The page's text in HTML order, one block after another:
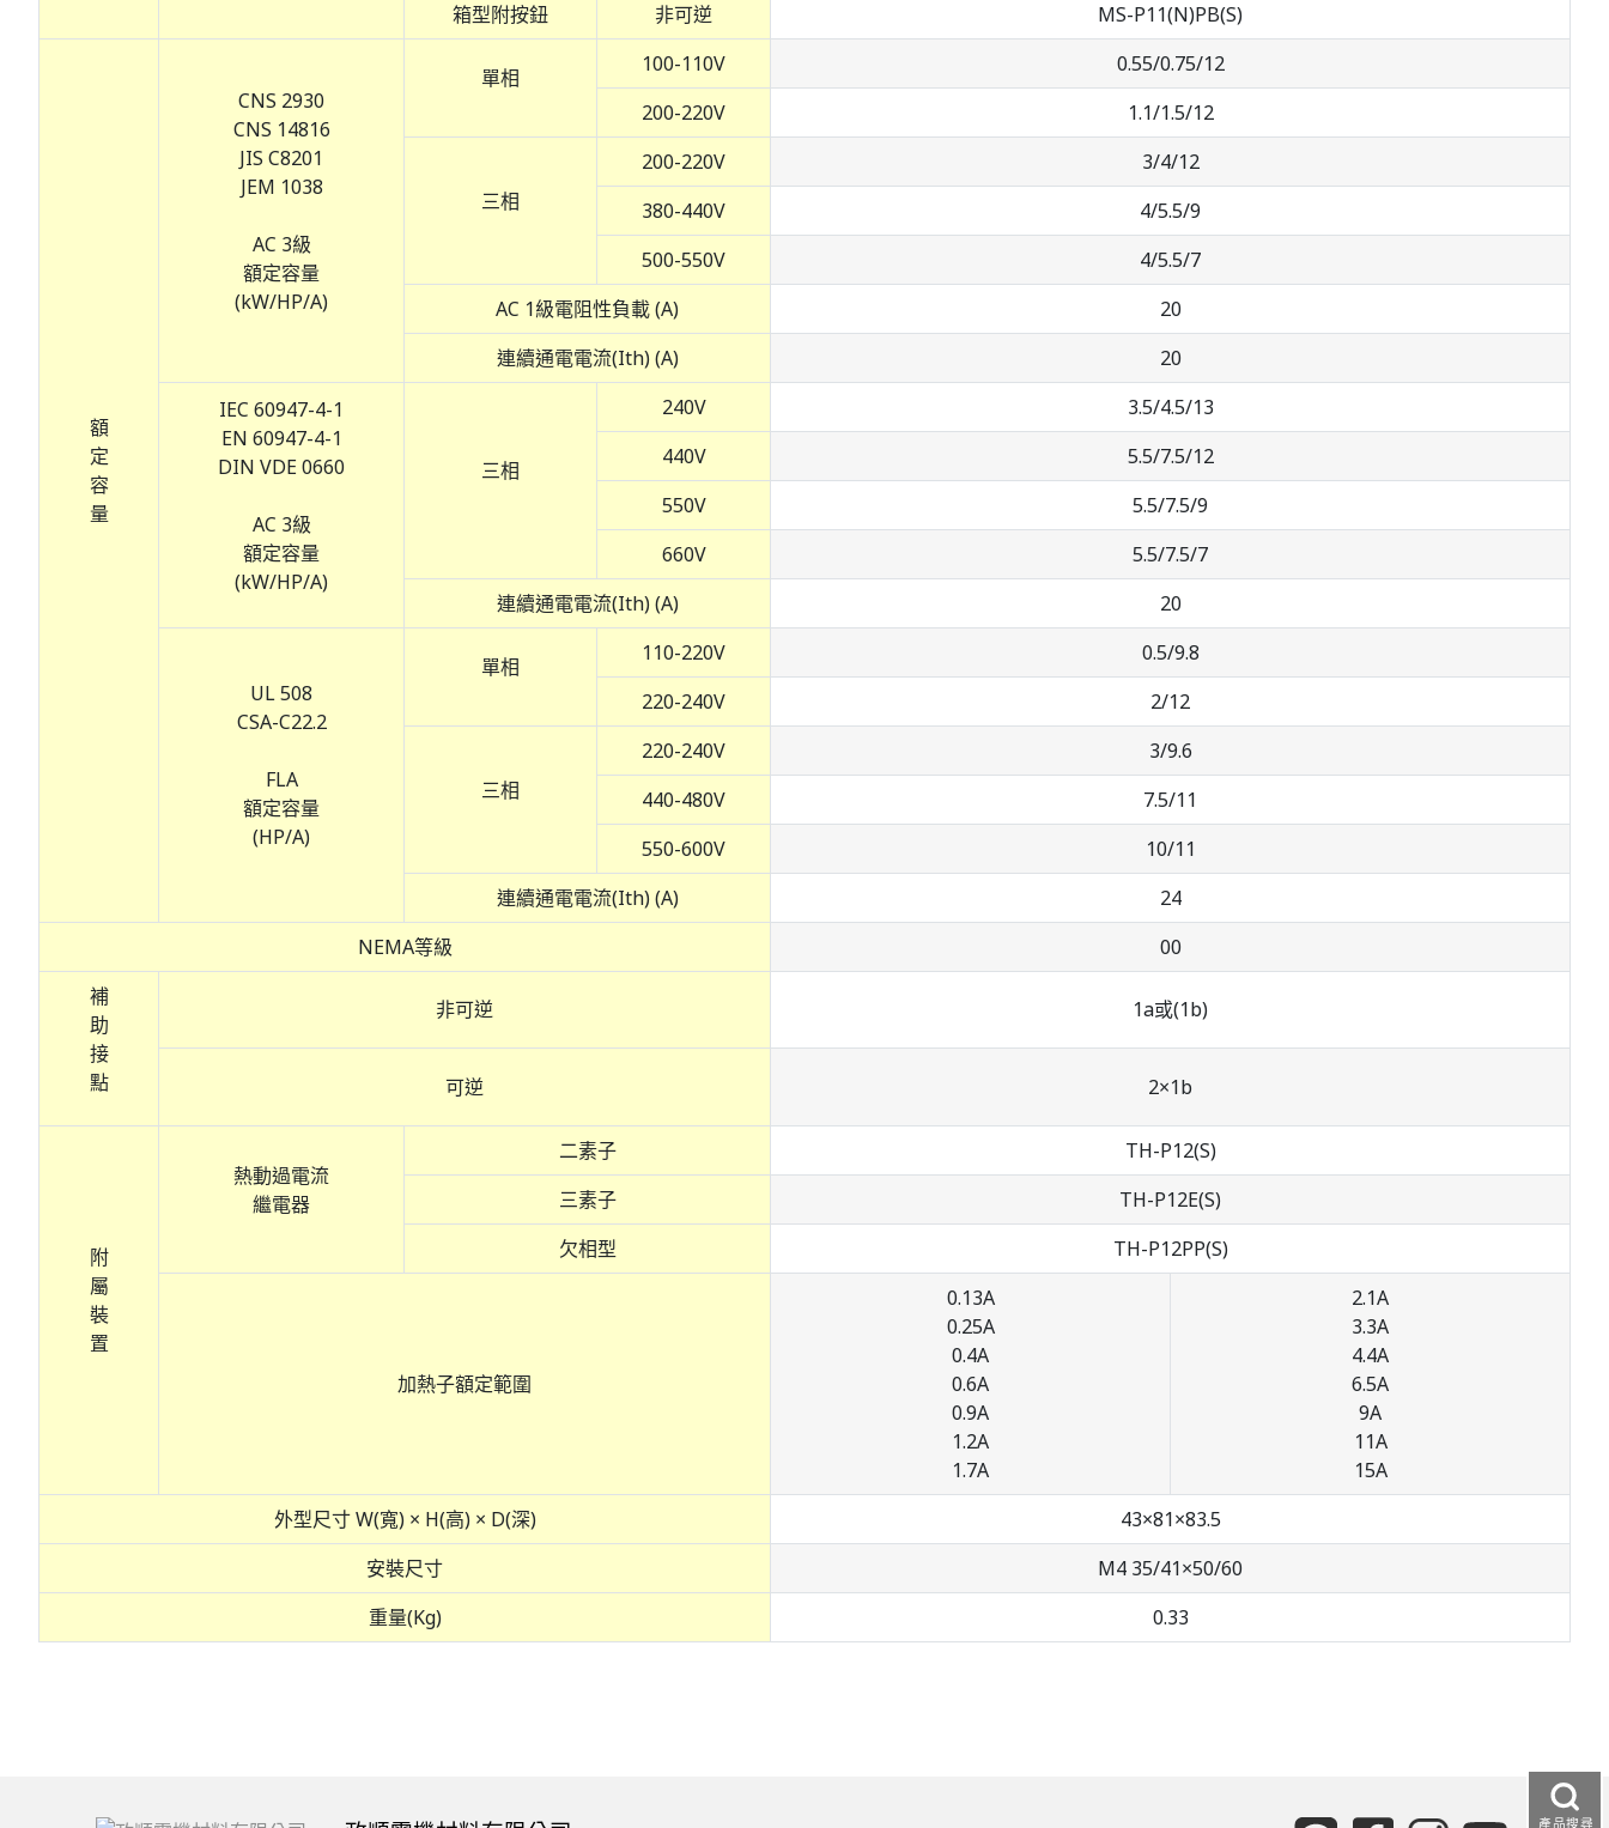
箱型附按鈕
非可逆 MS-P11(N)PB(S)
額
定
容
量
CNS 2930
CNS 14816
JIS C8201
JEM 1038
AC 3級
額定容量
(kW/HP/A)
單相
100-110V
0.55/0.75/12
200-220V
1.1/1.5/12
三相
200-220V
3/4/12
380-440V
4/5.5/9
500-550V
4/5.5/7
AC 1級電阻性負載 (A)
20
連續通電電流(Ith) (A)
20
IEC 60947-4-1
EN 60947-4-1
DIN VDE 0660
AC 3級
額定容量
(kW/HP/A)
三相
240V
3.5/4.5/13
440V
5.5/7.5/12
550V
5.5/7.5/9
660V
5.5/7.5/7
連續通電電流(Ith) (A)
20
UL 508
CSA-C22.2
FLA
額定容量
(HP/A)
單相
110-220V
0.5/9.8
220-240V
2/12
三相
220-240V
3/9.6
440-480V
7.5/11
550-600V
10/11
連續通電電流(Ith) (A)
24
NEMA等級
00
補
助
接
點
非可逆 1a或(1b)
可逆 2×1b
附
屬
裝
置
熱動過電流
繼電器
二素子
TH-P12(S)
三素子
TH-P12E(S)
欠相型
TH-P12PP(S)
加熱子額定範圍
0.13A
0.25A
0.4A
0.6A
0.9A
1.2A
1.7A
2.1A
3.3A
4.4A
6.5A
9A
11A
15A
外型尺寸 W(寬) × H(高) × D(深)
43×81×83.5
安裝尺寸
M4 35/41×50/60
重量(Kg)
0.33
產品搜尋